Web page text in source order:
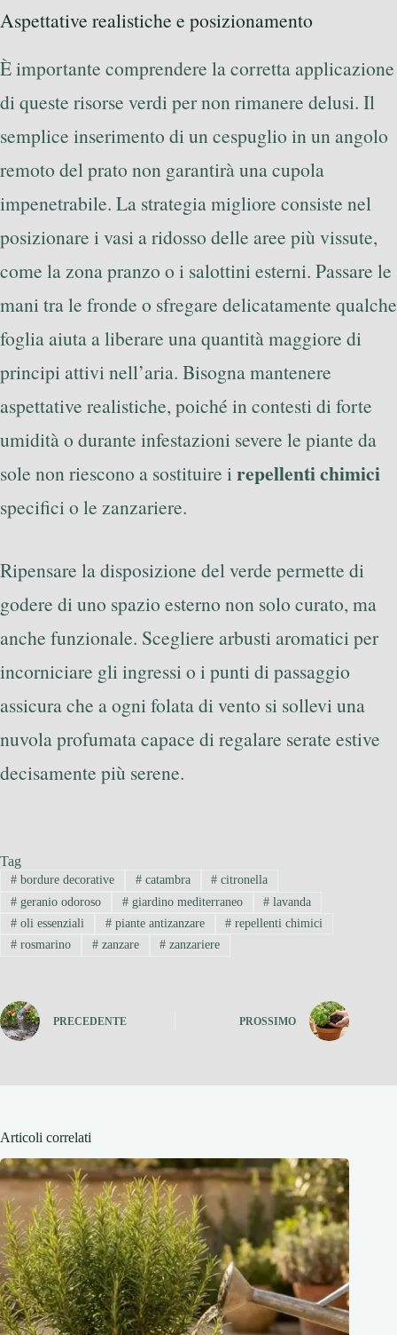
Aspettative realistiche e posizionamento
È importante comprendere la corretta applicazione
di queste risorse verdi per non rimanere delusi. Il
semplice inserimento di un cespuglio in un angolo
remoto del prato non garantirà una cupola
impenetrabile. La strategia migliore consiste nel
posizionare i vasi a ridosso delle aree più vissute,
come la zona pranzo o i salottini esterni. Passare le
mani tra le fronde o sfregare delicatamente qualche
foglia aiuta a liberare una quantità maggiore di
principi attivi nell’aria. Bisogna mantenere
aspettative realistiche, poiché in contesti di forte
umidità o durante infestazioni severe le piante da
sole non riescono a sostituire irepellenti chimici
specifici o le zanzariere.
Ripensare la disposizione del verde permette di
godere di uno spazio esterno non solo curato, ma
anche funzionale. Scegliere arbusti aromatici per
incorniciare gli ingressi o i punti di passaggio
assicura che a ogni folata di vento si sollevi una
nuvola profumata capace di regalare serate estive
decisamente più serene.
Tag
#bordure decorative #catambra # citronella
#geranio odoroso #giardino mediterraneo # lavanda
#oli essenziali #piante antizanzare # repellenti chimici
#rosmarino #zanzare # zanzariere
PRECEDENTE PROSSIMO
Articoli correlati